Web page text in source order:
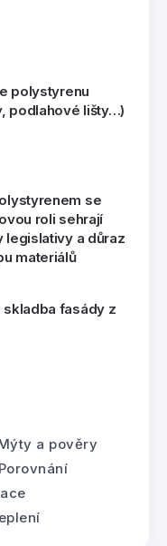
polystyrenu
podlahové lišty…)
se
roli sehrají
legislativy a důraz
materiálů
skladba fasády z
a pověry
Porovnání